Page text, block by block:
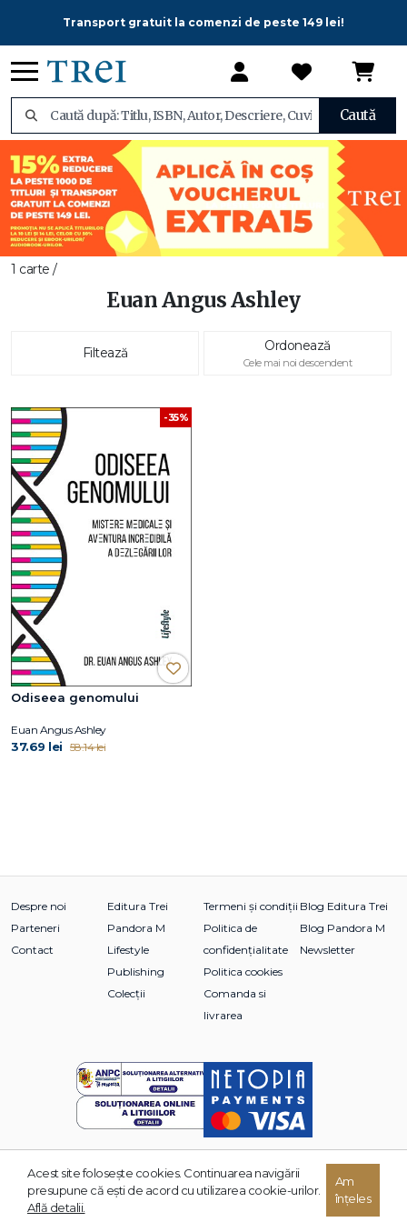
Transport gratuit la comenzi de peste 149 lei!
Caută
1 carte /
Euan Angus Ashley
Filtează Ordonează
Cele mai noi descendent
-35%
Odiseea genomului
Euan Angus Ashley
37.69 lei 58.14 lei
Despre noi
Parteneri
Contact
Editura Trei
Pandora M
Lifestyle
Publishing
Colecții
Termeni și condiții
Politica de
confidențialitate
Politica cookies
Comanda si
livrarea
Blog Editura Trei
Blog Pandora M
Newsletter
© 2026 Grupul Editorial TREI. Toate drepturile rezervate.
Acest site foloseşte cookies. Continuarea navigării
presupune că eşti de acord cu utilizarea cookie-urilor.
Află detalii.
Am
înțeles